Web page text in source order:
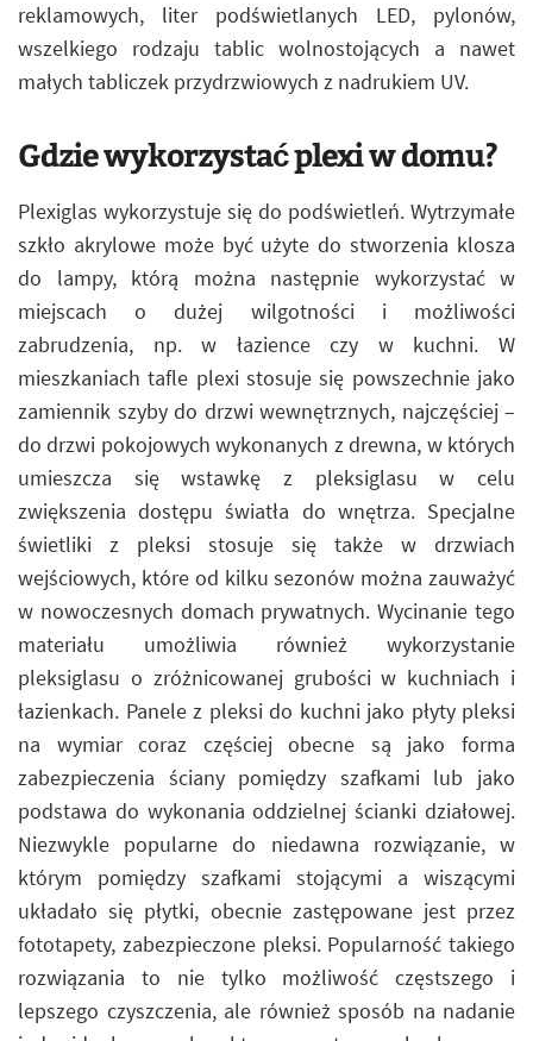
reklamowych, liter podświetlanych LED, pylonów,
wszelkiego rodzaju tablic wolnostojących a nawet
małych tabliczek przydrzwiowych z nadrukiem UV.
Gdzie wykorzystać plexi w domu?
Plexiglas wykorzystuje się do podświetleń. Wytrzymałe
szkło akrylowe może być użyte do stworzenia klosza
do lampy, którą można następnie wykorzystać w
miejscach o dużej wilgotności i możliwości
zabrudzenia, np. w łazience czy w kuchni. W
mieszkaniach tafle plexi stosuje się powszechnie jako
zamiennik szyby do drzwi wewnętrznych, najczęściej –
do drzwi pokojowych wykonanych z drewna, w których
umieszcza się wstawkę z pleksiglasu w celu
zwiększenia dostępu światła do wnętrza. Specjalne
świetliki z pleksi stosuje się także w drzwiach
wejściowych, które od kilku sezonów można zauważyć
w nowoczesnych domach prywatnych. Wycinanie tego
materiału umożliwia również wykorzystanie
pleksiglasu o zróżnicowanej grubości w kuchniach i
łazienkach. Panele z pleksi do kuchni jako płyty pleksi
na wymiar coraz częściej obecne są jako forma
zabezpieczenia ściany pomiędzy szafkami lub jako
podstawa do wykonania oddzielnej ścianki działowej.
Niezwykle popularne do niedawna rozwiązanie, w
którym pomiędzy szafkami stojącymi a wiszącymi
układało się płytki, obecnie zastępowane jest przez
fototapety, zabezpieczone pleksi. Popularność takiego
rozwiązania to nie tylko możliwość częstszego i
lepszego czyszczenia, ale również sposób na nadanie